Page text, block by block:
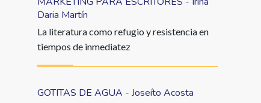
Daria Martín
La literatura como refugio y resistencia en
tiempos de inmediatez
GOTITAS DE AGUA - Joseíto Acosta